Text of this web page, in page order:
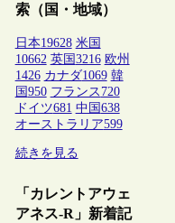
索（国・地域）
日本19628 米国
10662 英国3216 欧州
1426 カナダ1069 韓
国950 フランス 720
ドイツ681 中国638
オーストラリア599
続きを見る
「カレントアウェ
アネス-R」新着記